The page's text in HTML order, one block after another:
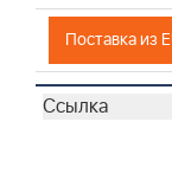
Поставка из